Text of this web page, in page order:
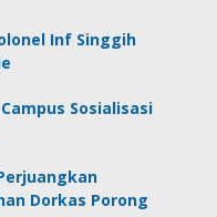
Inf Singgih
Sosialisasi
Dorkas Porong